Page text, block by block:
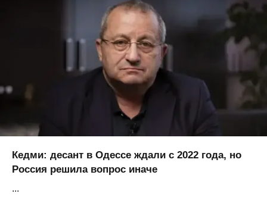
Кедми: десант в Одессе ждали с 2022 года, но
Россия решила вопрос иначе
...